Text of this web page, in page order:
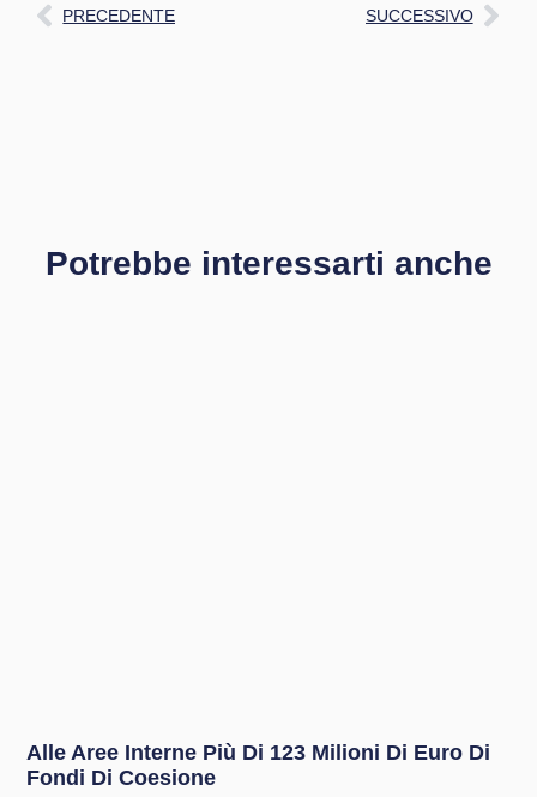
PRECEDENTE SUCCESSIVO
Potrebbe interessarti anche
Alle Aree Interne Più Di 123 Milioni Di Euro Di
Fondi Di Coesione